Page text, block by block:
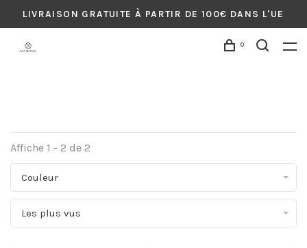
LIVRAISON GRATUITE À PARTIR DE 100€ DANS L'UE
0
Affiche 1 - 2 de 2
Couleur
Les plus vus